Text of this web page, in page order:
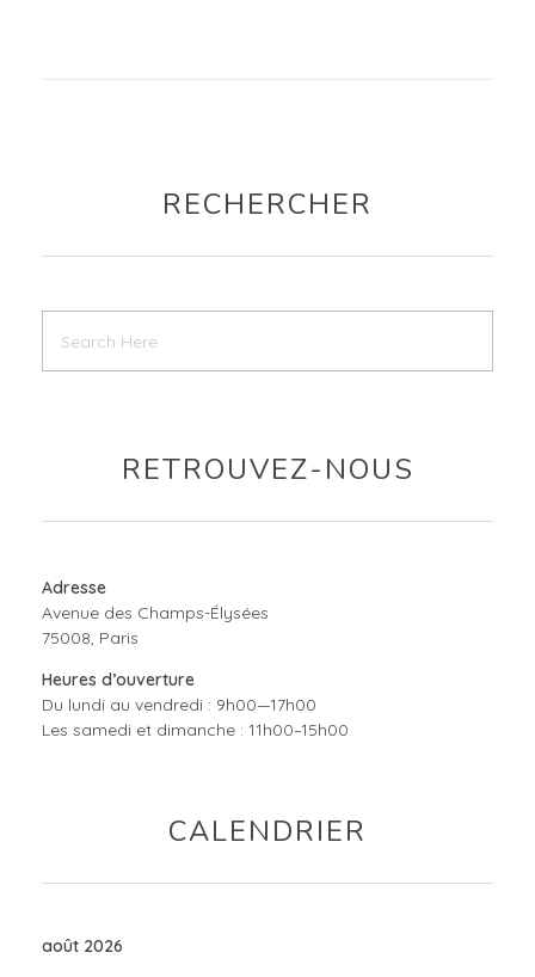
RECHERCHER
RETROUVEZ-NOUS
Adresse
Avenue des Champs-Élysées
75008, Paris
Heures d’ouverture
Du lundi au vendredi : 9h00—17h00
Les samedi et dimanche : 11h00–15h00
CALENDRIER
août 2026